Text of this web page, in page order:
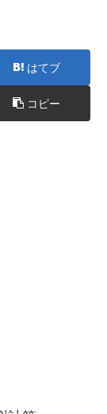
はてブ
コピー